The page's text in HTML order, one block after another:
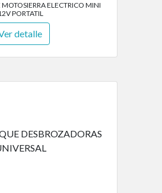
ELECTRICO MINI
PORTATIL
detalle